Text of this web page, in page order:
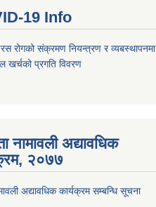
19 Info
रोगको संक्रमण नियन्त्रण र व्यबस्थापनमा
खर्चको प्रगति विवरण
नामावली अद्यावधिक
२०७७
अद्यावधिक कार्यक्रम सम्बन्धि सूचना